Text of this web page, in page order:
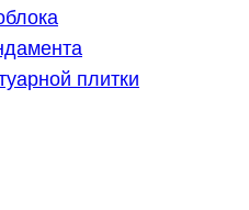
плитки